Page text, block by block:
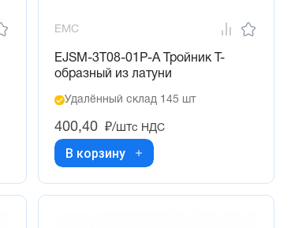
EMC
EJSM-3T08-01P-A Тройник Т-
образный из латуни
Удалённый склад 145 шт
400,40 ₽/штс НДС
В корзину